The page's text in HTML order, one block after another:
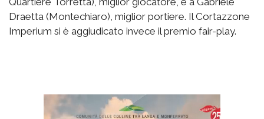
Draetta (Montechiaro), miglior portiere. Il Cortazzone
Imperium si è aggiudicato invece il premio fair-play.